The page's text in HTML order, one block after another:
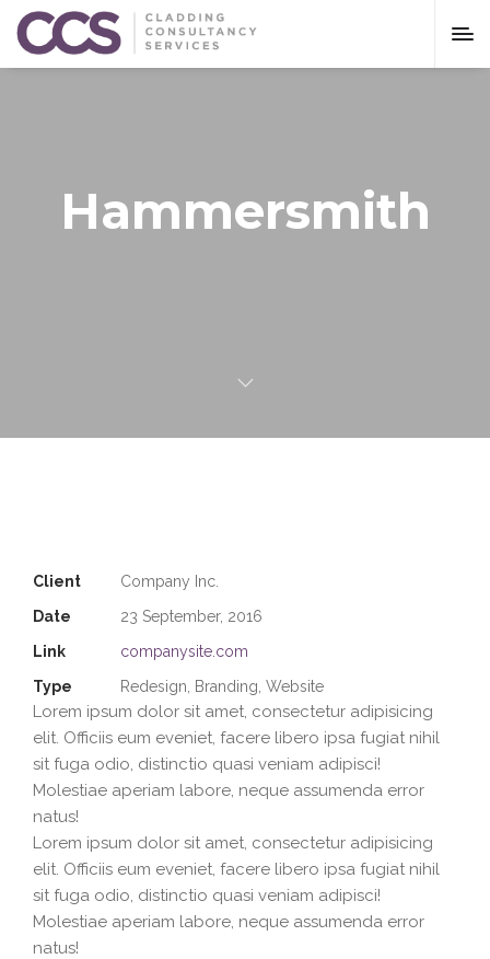
Hammersmith
Client
Company Inc.
Date
23 September, 2016
Link
companysite.com
Type
Redesign, Branding, Website
Lorem ipsum dolor sit amet, consectetur adipisicing
elit. Officiis eum eveniet, facere libero ipsa fugiat nihil
sit fuga odio, distinctio quasi veniam adipisci!
Molestiae aperiam labore, neque assumenda error
natus!
Lorem ipsum dolor sit amet, consectetur adipisicing
elit. Officiis eum eveniet, facere libero ipsa fugiat nihil
sit fuga odio, distinctio quasi veniam adipisci!
Molestiae aperiam labore, neque assumenda error
natus!